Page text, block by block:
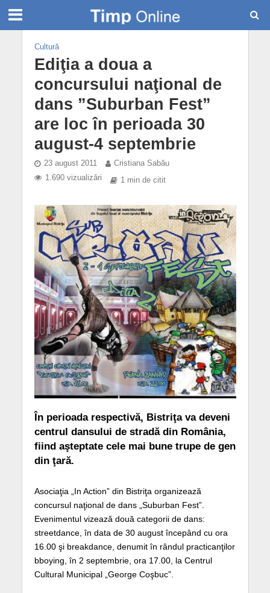
Cultură
Ediţia a doua a
concursului naţional de
dans ”Suburban Fest”
are loc în perioada 30
august-4 septembrie
23 august 2011
Cristiana Sabău
1.690 vizualizări
1 min de citit
În perioada respectivă, Bistriţa va deveni
centrul dansului de stradă din România,
fiind aşteptate cele mai bune trupe de gen
din ţară.
Asociaţia „In Action” din Bistriţa organizează
concursul naţional de dans „Suburban Fest”.
Evenimentul vizează două categorii de dans:
streetdance, în data de 30 august începând cu ora
16.00 şi breakdance, denumit în rândul practicanţilor
bboying, în 2 septembrie, ora 17.00, la Centrul
Cultural Municipal „George Coşbuc”.